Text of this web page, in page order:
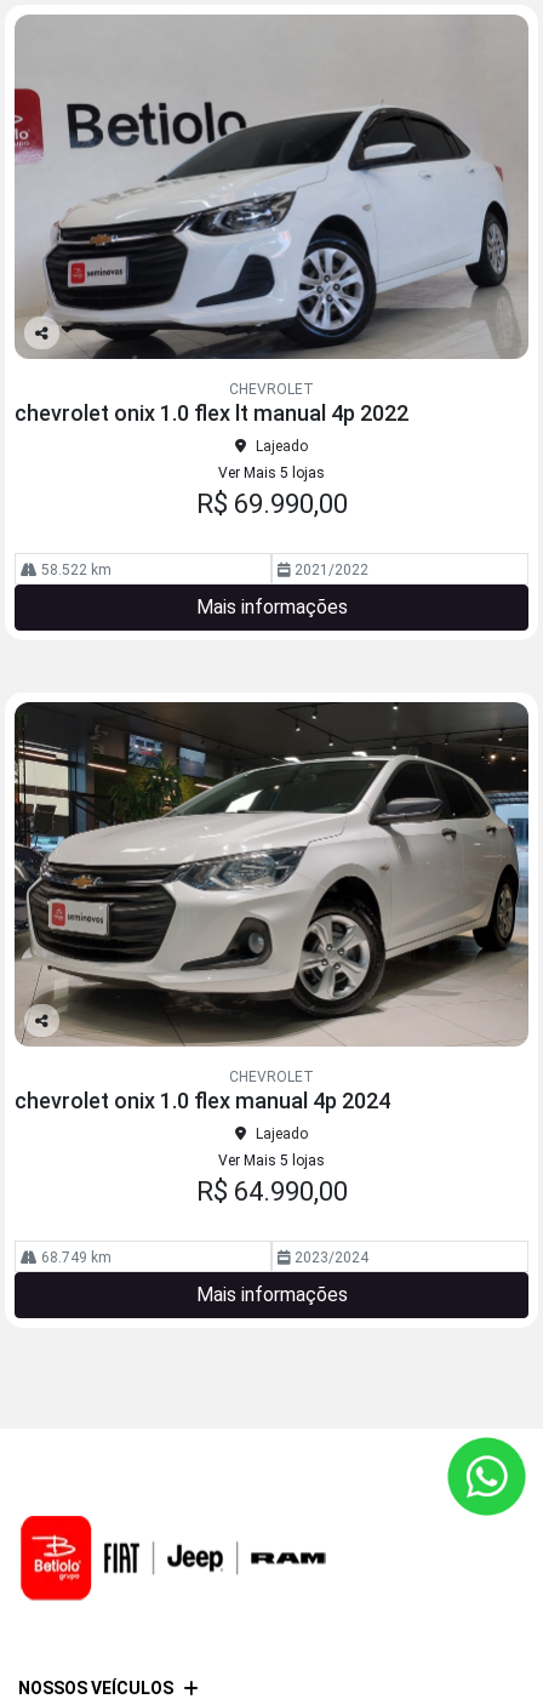
Co
lhe
CHEVROLET
chevrolet onix 1.0 flex lt manual 4p 2022
Lajeado
Ver Mais 5 lojas
R$ 69.990,00
58.522 km 2021/2022
Mais informações
Co
lhe
CHEVROLET
chevrolet onix 1.0 flex manual 4p 2024
Lajeado
Ver Mais 5 lojas
R$ 64.990,00
68.749 km 2023/2024
Mais informações
NOSSOS VEÍCULOS